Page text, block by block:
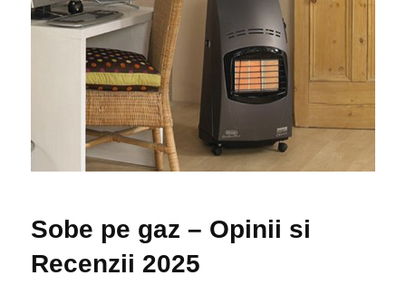
Sobe pe gaz – Opinii si
Recenzii 2025